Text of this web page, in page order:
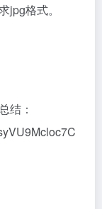
jpg格式。
结：